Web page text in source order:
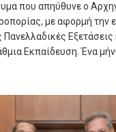
που απηύθυνε ο
με αφορμή την
Πανελλαδικές
Εκπαίδευση. Ένα